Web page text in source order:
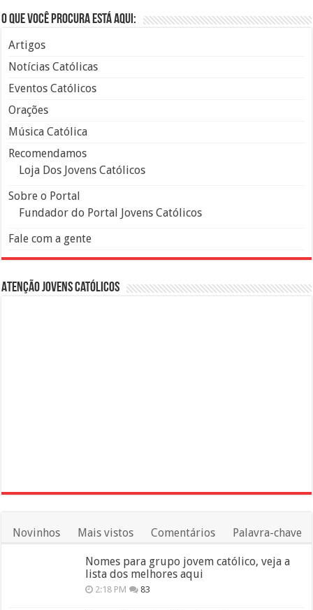
O que você procura está aqui:
Artigos
Notícias Católicas
Eventos Católicos
Orações
Música Católica
Recomendamos
Loja Dos Jovens Católicos
Sobre o Portal
Fundador do Portal Jovens Católicos
Fale com a gente
Atenção Jovens Católicos
Novinhos Mais vistos Comentários Palavra-chave
Nomes para grupo jovem católico, veja a
lista dos melhores aqui
2:18 PM 83